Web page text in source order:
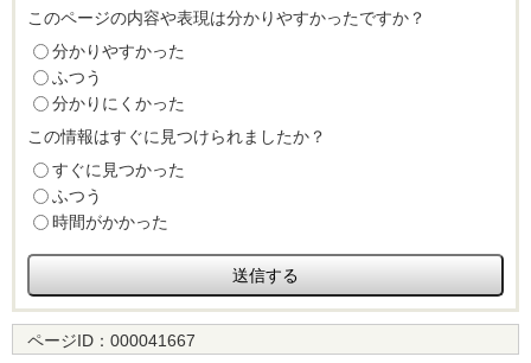
このページの内容や表現は分かりやすかったですか？
分かりやすかった
ふつう
分かりにくかった
この情報はすぐに見つけられましたか？
すぐに見つかった
ふつう
時間がかかった
ページID： 000041667